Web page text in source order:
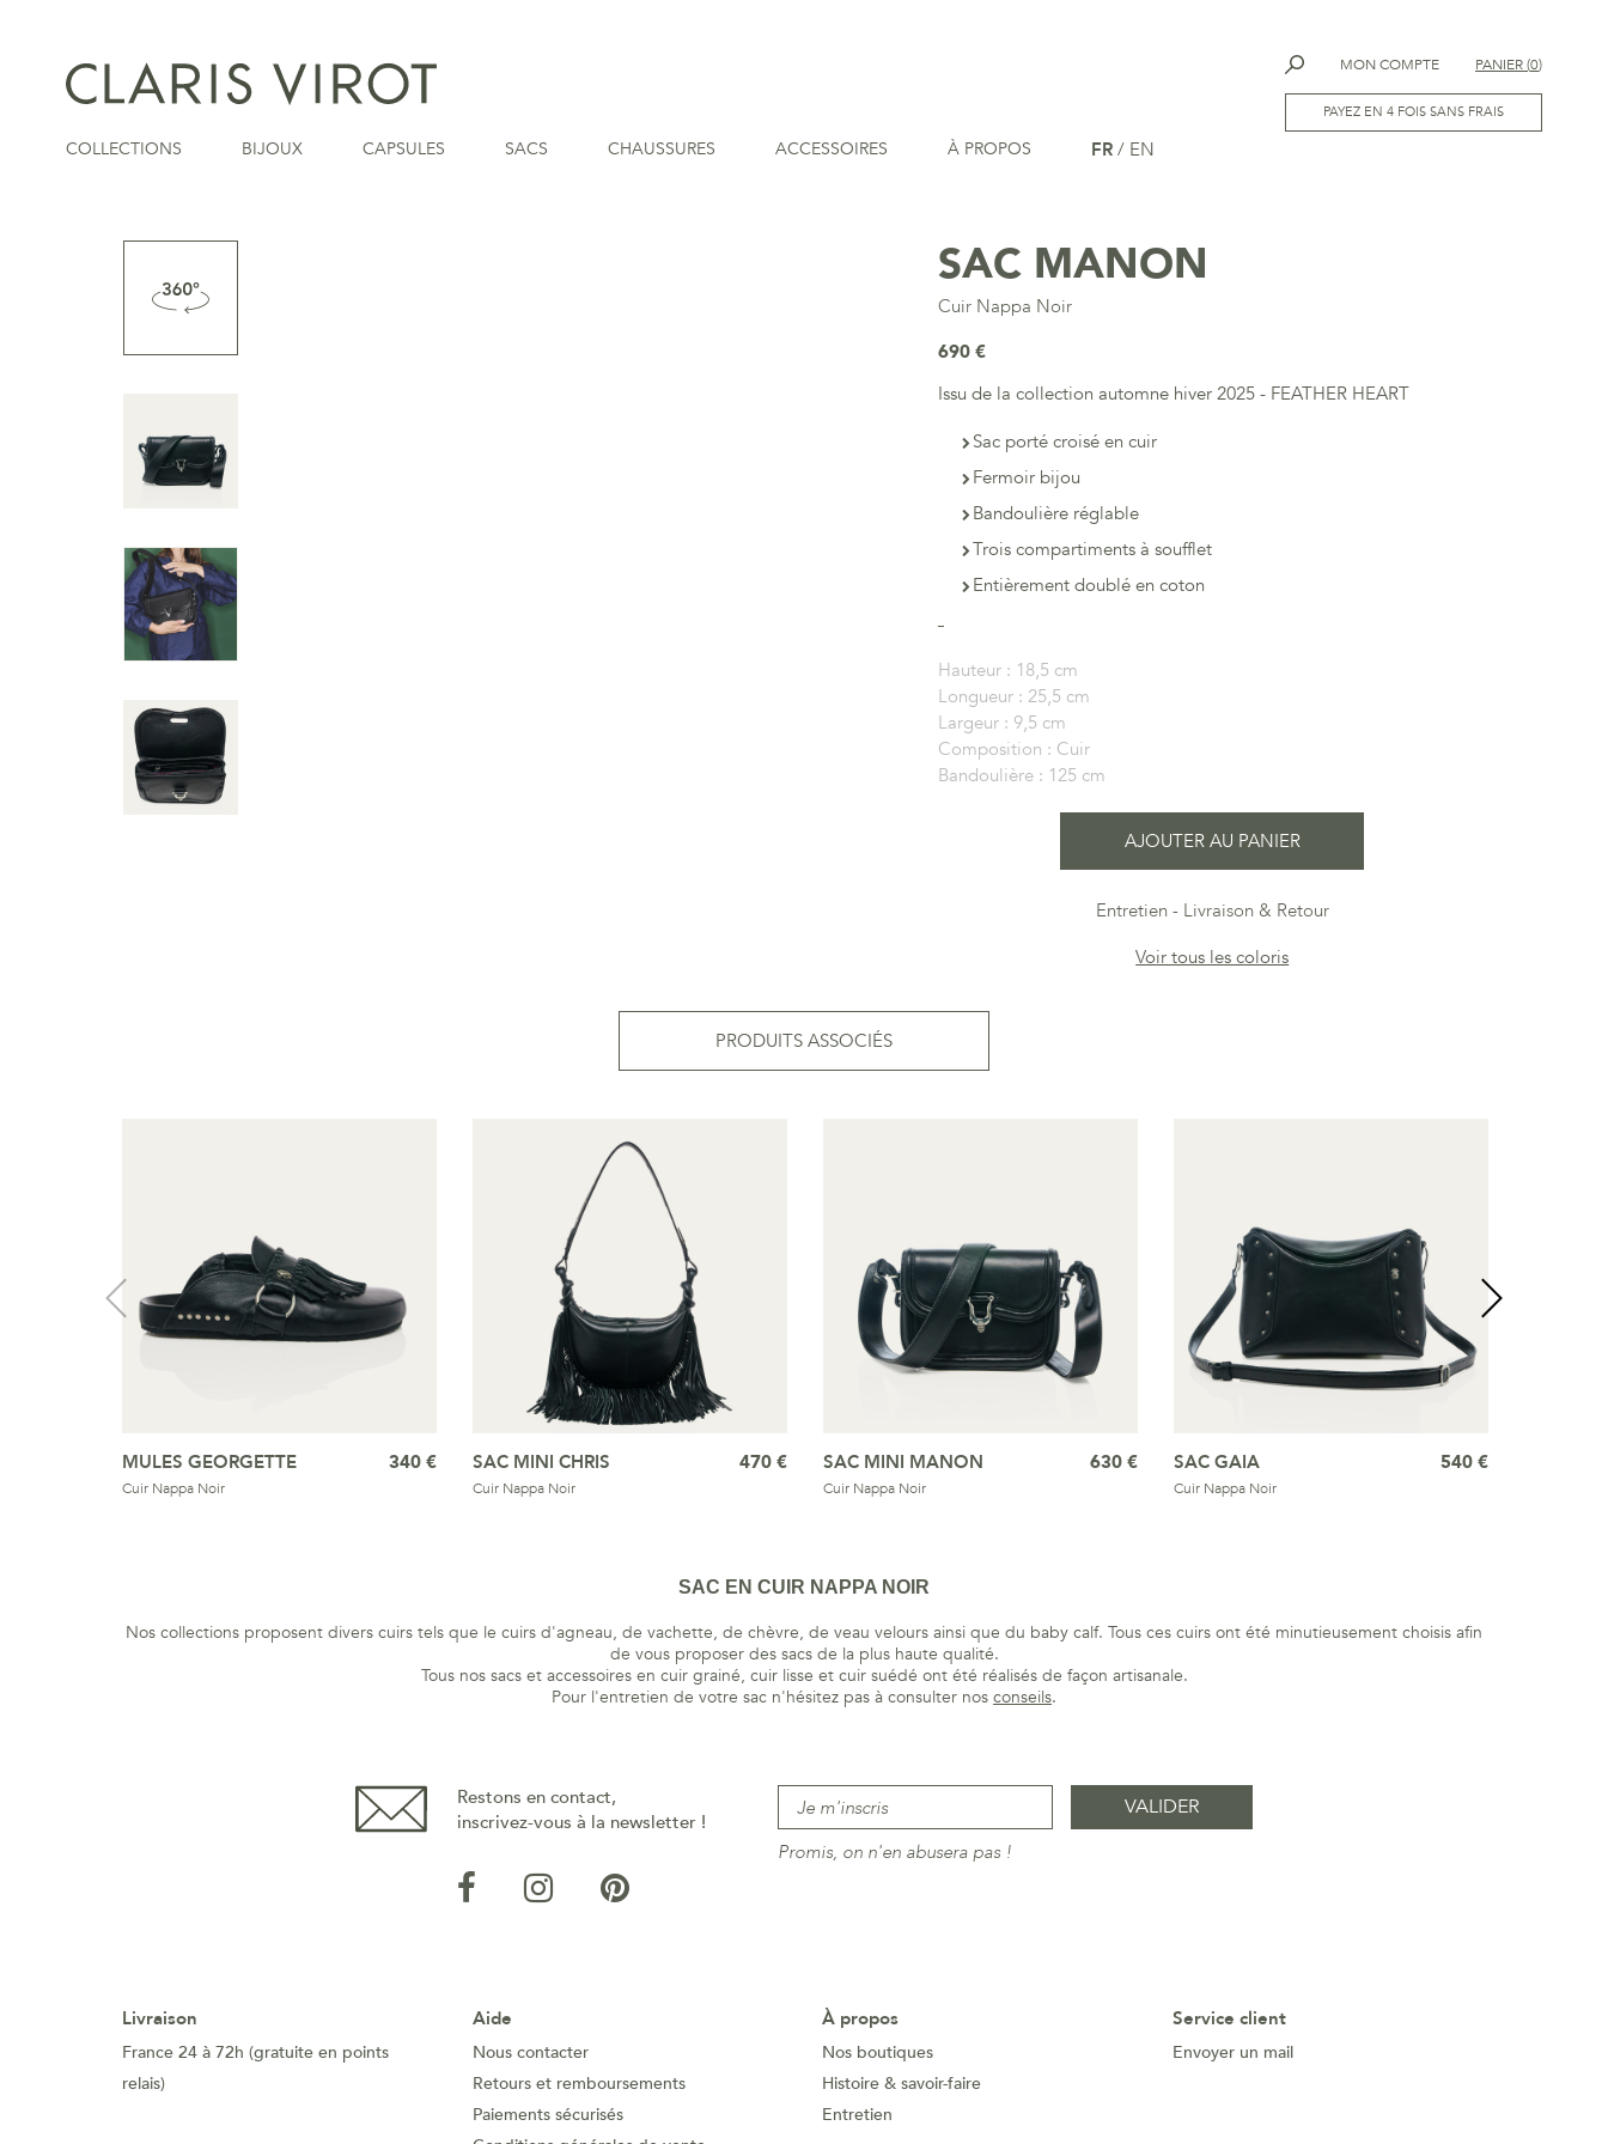
MON COMPTE PANIER(0)
PAYEZ EN 4 FOIS SANS FRAIS
COLLECTIONS BIJOUX CAPSULES SACS CHAUSSURES ACCESSOIRES À PROPOS FR / EN
SAC MANON
Cuir Nappa Noir
690 €
Issu de la collection automne hiver 2025 - FEATHER HEART
Sac porté croisé en cuir
Fermoir bijou
Bandoulière réglable
Trois compartiments à soufflet
Entièrement doublé en coton
Hauteur : 18,5 cm
Longueur : 25,5 cm
Largeur : 9,5 cm
Composition : Cuir
Bandoulière : 125 cm
AJOUTER AU PANIER
Entretien
Livraison & Retour
Voir tous les coloris
PRODUITS ASSOCIÉS
MULES GEORGETTE
Cuir Nappa Noir
340 € SAC MINI CHRIS
Cuir Nappa Noir
470 € SAC MINI MANON
Cuir Nappa Noir
630 € SAC GAIA
Cuir Nappa Noir
540 €
SAC EN CUIR NAPPA NOIR
Nos collections proposent divers cuirs tels que le cuirs d'agneau, de vachette, de chèvre, de veau velours ainsi que du baby calf. Tous ces cuirs ont été minutieusement choisis afin
de vous proposer des sacs de la plus haute qualité.
Tous nos sacs et accessoires en cuir grainé, cuir lisse et cuir suédé ont été réalisés de façon artisanale.
Pour l'entretien de votre sac n'hésitez pas à consulter nos conseils.
Restons en contact,
inscrivez-vous à la newsletter !
Promis, on n'en abusera pas !
Livraison
France 24 à 72h (gratuite en points
relais)
Aide
Nous contacter
Retours et remboursements
Paiements sécurisés
À propos
Nos boutiques
Histoire & savoir-faire
Entretien
Service client
Envoyer un mail